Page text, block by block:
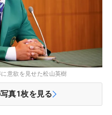
意欲を見せた松山英樹
真1枚を見る